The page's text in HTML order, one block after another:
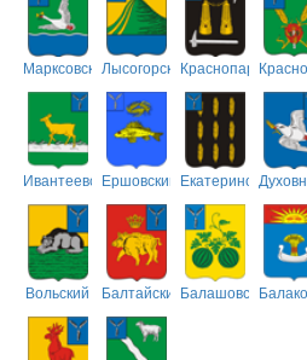
МарксовскийЛысогорский
ИвантеевскийЕршовский Екатериновский
Вольский БалтайскийБалашовский